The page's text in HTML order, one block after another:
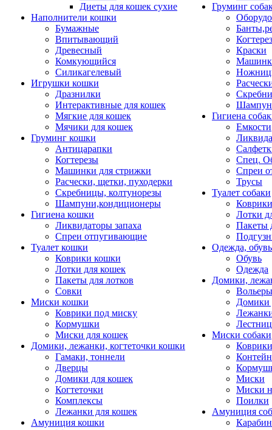
Диеты для кошек сухие
Наполнители кошки
Бумажные
Впитывающий
Древесный
Комкующийся
Силикагелевый
Игрушки кошки
Дразнилки
Интерактивные для кошек
Мягкие для кошек
Мячики для кошек
Груминг кошки
Антицарапки
Когтерезы
Машинки для стрижки
Расчески, щетки, пуходерки
Скребницы, колтунорезы
Шампуни,кондиционеры
Гигиена кошки
Ликвидаторы запаха
Спреи отпугивающие
Туалет кошки
Коврики кошки
Лотки для кошек
Пакеты для лотков
Совки
Миски кошки
Коврики под миску
Кормушки
Миски для кошек
Домики, лежанки, когтеточки кошки
Гамаки, тоннели
Дверцы
Домики для кошек
Когтеточки
Комплексы
Лежанки для кошек
Амуниция кошки
Груминг
Краски
Гигиена
Емкости
Спец.
Спреи
Трусы
Туалет собаки
Коврики
Лотки
Пакеты
Одежда, обувь
Обувь
Одежда
Домики,
Домики
Миски собаки
Миски
Миски
Поилки
Амуниция